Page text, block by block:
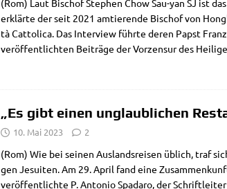
(Rom) Laut Bischof Ste­phen Chow Sau-yan SJ ist
erklär­te der seit 2021 amtie­ren­de Bischof von
tà Cat­to­li­ca. Das Inter­view führ­te deren Papst
ver­öf­fent­lich­ten Bei­trä­ge der Vor­zen­sur des
„Es gibt einen unglaublichen
10. Mai 2023 2
(Rom) Wie bei sei­nen Aus­lands­rei­sen üblich, traf
gen Jesui­ten. Am 29. April fand eine
ver­öf­fent­lich­te P. Anto­nio Spa­da­ro, der